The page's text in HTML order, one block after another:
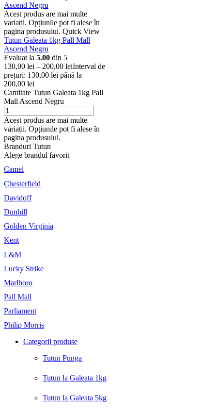
Acest produs are mai multe
variații. Opțiunile pot fi alese în
pagina produsului. Quick View
Tutun Galeata 1kg Pall Mall
Ascend Negru
Evaluat la 5.00 din 5
130,00 lei – 200,00 leiInterval de
prețuri: 130,00 lei până la
200,00 lei
Cantitate Tutun Galeata 1kg Pall
Mall Ascend Negru
Acest produs are mai multe
variații. Opțiunile pot fi alese în
pagina produsului.
Branduri Tutun
Alege brandul favorit
Camel
Chesterfield
Davidoff
Dunhill
Golden Virginia
Kent
L&M
Lucky Strike
Marlboro
Pall Mall
Parliament
Philip Morris
Categorii produse
Tutun Punga
Tutun la Galeata 1kg
Tutun la Galeata 5kg